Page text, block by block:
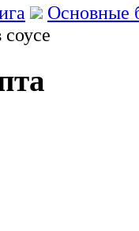
Основные